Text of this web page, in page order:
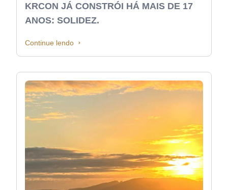
KRCON JÁ CONSTRÓI HÁ MAIS DE 17
ANOS: SOLIDEZ.
Continue lendo